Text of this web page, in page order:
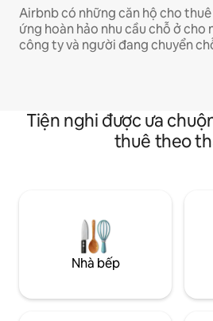
Airbnb có những căn hộ cho
ứng hoàn hảo nhu cầu chỗ ở cho
công ty và người đang chuyển
Tiện nghi được ưa
thuê theo
Nhà bếp